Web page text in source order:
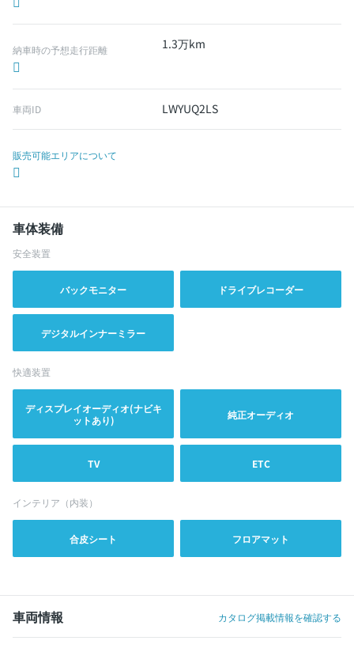
納車時の予想走行距離 1.3万km
車両ID LWYUQ2LS
販売可能エリアについて
車体装備
安全装置
バックモニター ドライブレコーダー
デジタルインナーミラー
快適装置
ディスプレイオーディオ(ナビキ
ットあり)
純正オーディオ
TV ETC
インテリア（内装）
合皮シート フロアマット
車両情報 カタログ掲載情報を確認する